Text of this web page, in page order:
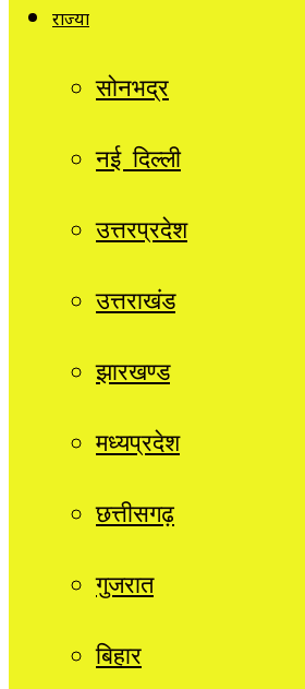
राज्यों
सोनभद्र
नई दिल्ली
उत्तरप्रदेश
उत्तराखंड
झारखण्ड
मध्यप्रदेश
छत्तीसगढ़
गुजरात
बिहार